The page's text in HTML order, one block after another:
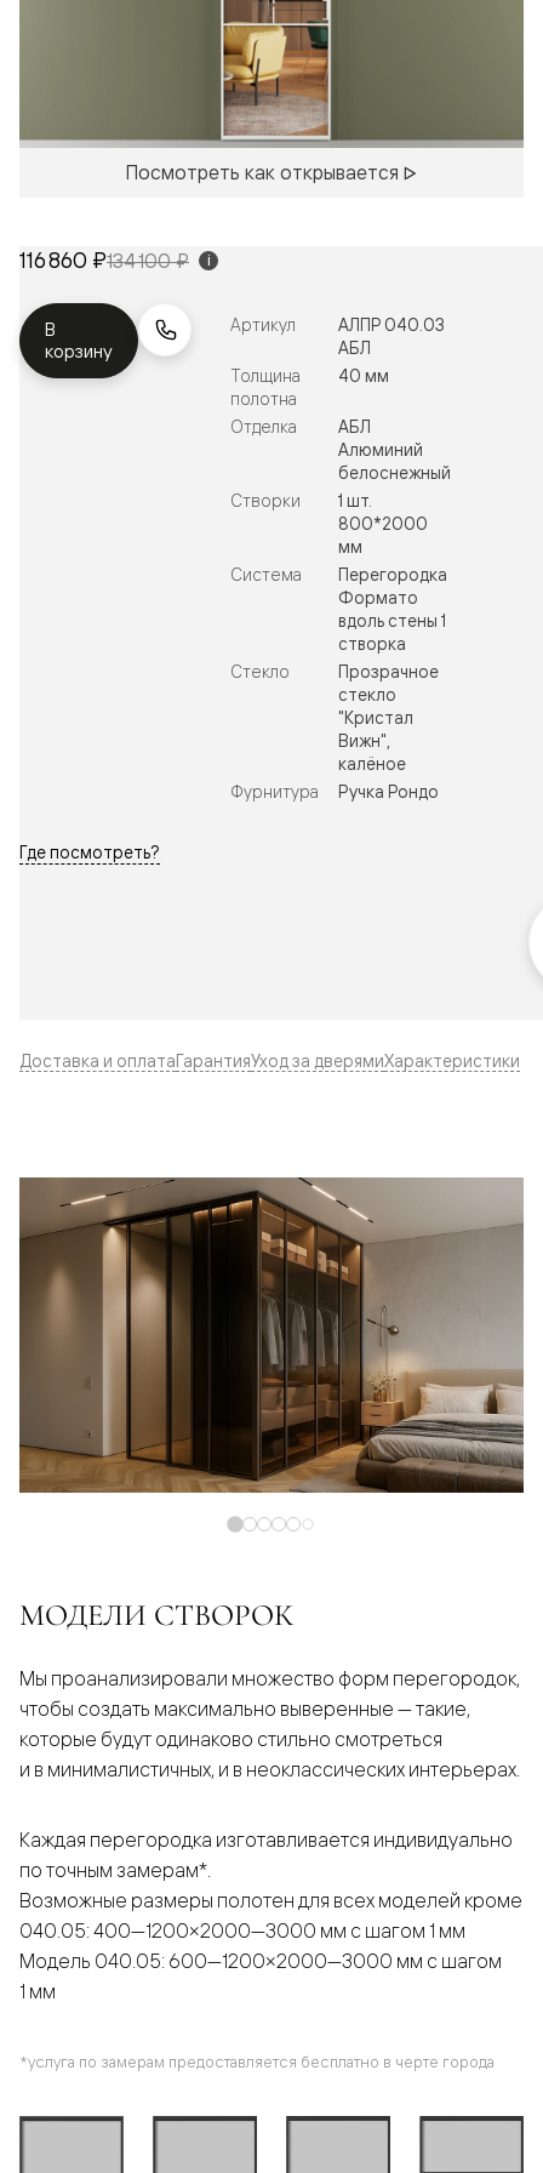
Посмотреть как открывается
116 860 ₽134 100 ₽ i
В
корзину
Артикул
АЛПР 040.03
АБЛ
Толщина
полотна
40 мм
Отделка
АБЛ
Алюминий
белоснежный
Створки
1 шт.
800*2000
мм
Система
Перегородка
Формато
вдоль стены 1
створка
Стекло
Прозрачное
стекло
"Кристал
Вижн",
калёное
Фурнитура
Ручка Рондо
Где посмотреть?
Доставка и оплатаГарантияУход за дверямиХарактеристики
МОДЕЛИ СТВОРОК
Мы проанализировали множество форм перегородок,
чтобы создать максимально выверенные — такие,
которые будут одинаково стильно смотреться
и в минималистичных, и в неоклассических интерьерах.
Каждая перегородка изготавливается индивидуально
по точным замерам*.
Возможные размеры полотен для всех моделей кроме
040.05: 400—1200×2000—3000 мм с шагом 1 мм
Модель 040.05: 600—1200×2000—3000 мм с шагом
1 мм
*услуга по замерам предоставляется бесплатно в черте города